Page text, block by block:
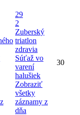
29
2
Zuberský
triatlon
zdravia
Súťaž vo
varení
halušiek
Zobraziť
všetky
záznamy z
dňa
30